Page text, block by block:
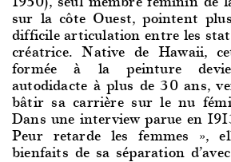
sur la côte Ouest, pointent
difficile articulation entre les
créatrice. Native de Hawaii,
formée à la peinture
autodidacte à plus de 30 ans,
bâtir sa carrière sur le nu
Dans une interview parue en
Peur retarde les femmes »,
bienfaits de sa séparation